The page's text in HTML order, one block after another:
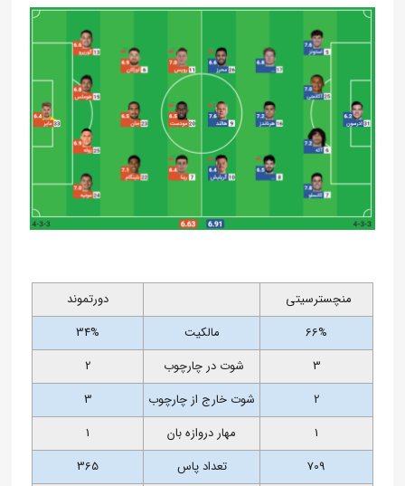
منچسترسیتی
دورتموند
66%
مالکیت
34%
3
شوت در چارچوب
2
2
شوت خارج از چارچوب
3
1
مهار دروازه بان
1
709
تعداد پاس 365